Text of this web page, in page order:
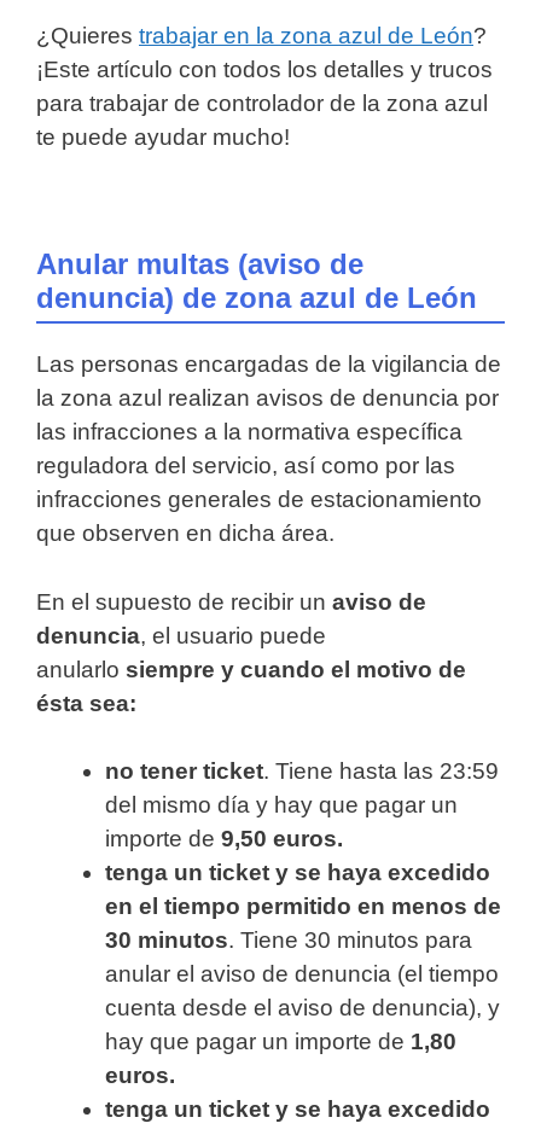
¿Quieres trabajar en la zona azul de León?
¡Este artículo con todos los detalles y trucos
para trabajar de controlador de la zona azul
te puede ayudar mucho!
Anular multas (aviso de
denuncia) de zona azul de León
Las personas encargadas de la vigilancia de
la zona azul realizan avisos de denuncia por
las infracciones a la normativa específica
reguladora del servicio, así como por las
infracciones generales de estacionamiento
que observen en dicha área.
En el supuesto de recibir un aviso de
denuncia, el usuario puede
anularlo siempre y cuando el motivo de
ésta sea:
no tener ticket. Tiene hasta las 23:59
del mismo día y hay que pagar un
importe de 9,50 euros.
tenga un ticket y se haya excedido
en el tiempo permitido en menos de
30 minutos. Tiene 30 minutos para
anular el aviso de denuncia (el tiempo
cuenta desde el aviso de denuncia), y
hay que pagar un importe de 1,80
euros.
tenga un ticket y se haya excedido